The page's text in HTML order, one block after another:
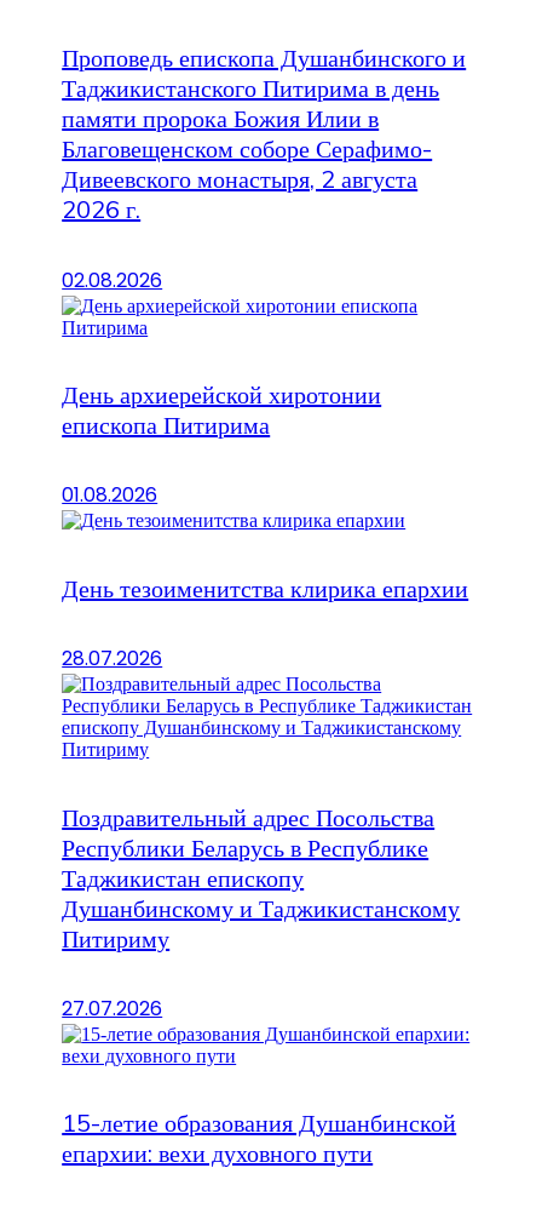
Проповедь епископа Душанбинского и
Таджикистанского Питирима в день
памяти пророка Божия Илии в
Благовещенском соборе Серафимо-
Дивеевского монастыря, 2 августа
2026 г.
02.08.2026
День архиерейской хиротонии
епископа Питирима
01.08.2026
День тезоименитства клирика епархии
28.07.2026
Поздравительный адрес Посольства
Республики Беларусь в Республике
Таджикистан епископу
Душанбинскому и Таджикистанскому
Питириму
27.07.2026
15-летие образования Душанбинской
епархии: вехи духовного пути